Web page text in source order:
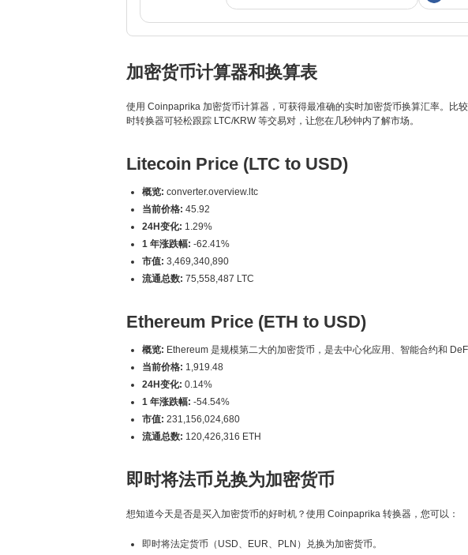
加密货币计算器和换算表
使用 Coinpaprika 加密货币计算器，可获得最准确的实时加密货币换算汇率。
时转换器可轻松跟踪 LTC/KRW 等交易对，让您在几秒钟内了解市场。
Litecoin Price (LTC to USD)
概览: converter.overview.ltc
当前价格: 45.92
24H变化: 1.29%
1 年涨跌幅: -62.41%
市值: 3,469,340,890
流通总数: 75,558,487 LTC
Ethereum Price (ETH to USD)
概览: Ethereum 是规模第二大的加密货币，是去中心化应用、智能合约和
当前价格: 1,919.48
24H变化: 0.14%
1 年涨跌幅: -54.54%
市值: 231,156,024,680
流通总数: 120,426,316 ETH
即时将法币兑换为加密货币
想知道今天是否是买入加密货币的好时机？使用 Coinpaprika 转换器，您可以：
即时将法定货币（USD、EUR、PLN）兑换为加密货币。